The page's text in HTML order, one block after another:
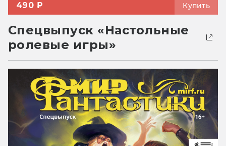
490 ₽ Купить
Спецвыпуск «Настольные
ролевые игры»